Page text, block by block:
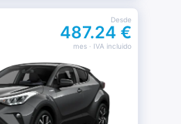
Desde
487.24 €
mes· IVA incluido